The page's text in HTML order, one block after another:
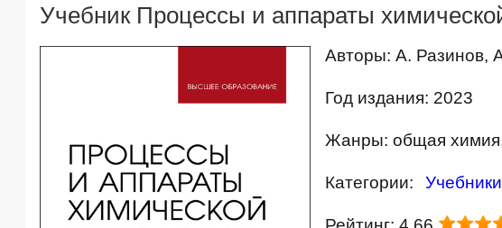
Учебник Процессы и аппараты
Авторы: А. Разинов,
Год издания: 2023
Жанры: общая химия,
Категории: